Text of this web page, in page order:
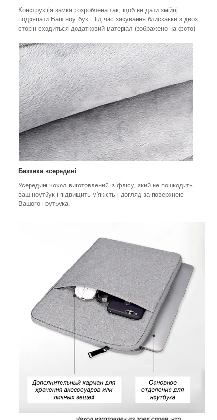
Конструкція замка розроблена так, щоб не дати змійці
подряпати Ваш ноутбук. Під час засування блискавки з двох
сторін сходиться додатковий матеріал (зображено на фото)
Безпека всередині
Усередині чохол виготовлений із флісу, який не пошкодить
ваш ноутбук і підвищить м'якість і догляд за поверхнею
Вашого ноутбука.